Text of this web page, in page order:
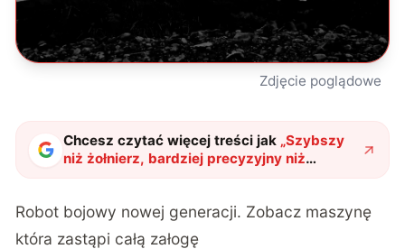
Zdjęcie poglądowe
Chcesz czytać więcej treści jak „Szybszy
niż żołnierz, bardziej precyzyjny niż
snajper. Maszyna wojenna HAVOC to nowa
Robot bojowy nowej generacji. Zobacz maszynę
która zastąpi całą załogę